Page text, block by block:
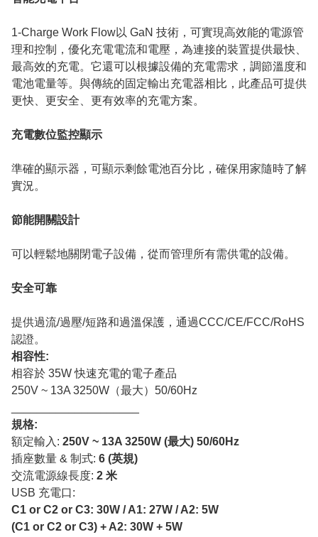
1-Charge Work Flow以 GaN 技術，可實現高效能的電源管
理和控制，優化充電電流和電壓，為連接的裝置提供最快、
最高效的充電。它還可以根據設備的充電需求，調節溫度和
電池電量等。與傳統的固定輸出充電器相比，此產品可提供
更快、更安全、更有效率的充電方案。
充電數位監控顯示
準確的顯示器，可顯示剩餘電池百分比，確保用家隨時了解
實況。
節能開關設計
可以輕鬆地關閉電子設備，從而管理所有需供電的設備。
安全可靠
提供過流/過壓/短路和過溫保護，通過CCC/CE/FCC/RoHS
認證。
相容性:
相容於 35W 快速充電的電子產品
250V ~ 13A 3250W（最大）50/60Hz
規格:
額定輸入: 250V ~ 13A 3250W (最大) 50/60Hz
插座數量 & 制式: 6 (英規)
交流電源線長度: 2 米
USB 充電口:
C1 or C2 or C3: 30W / A1: 27W / A2: 5W
(C1 or C2 or C3) + A2: 30W + 5W